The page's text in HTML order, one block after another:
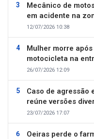
Mecânico de
em acidente na
12/07/2026 10:38
Mulher morre
motocicleta na
26/07/2026 12:09
Caso de agressão
reúne versões
23/07/2026 17:07
Oeiras perde o